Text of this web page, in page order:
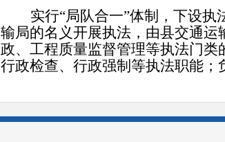
实行“局队合一”体制， 下设执
输局的名义开展执法，由县交通运
政、工程质量监督管理等执法门
行政检查、行政强制等执法职能 ；